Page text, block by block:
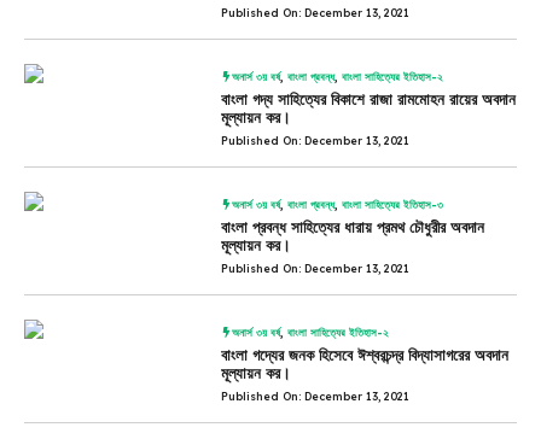
Published On: December 13, 2021
অনার্স ৩য় বর্ষ,বাংলা প্রবন্ধ,বাংলা সাহিত্যের ইতিহাস-২
বাংলা গদ্য সাহিত্যের বিকাশে রাজা রামমোহন রায়ের অবদান
মূল্যায়ন কর।
Published On: December 13, 2021
অনার্স ৩য় বর্ষ,বাংলা প্রবন্ধ,বাংলা সাহিত্যের ইতিহাস-৩
বাংলা প্রবন্ধ সাহিত্যের ধারায় প্রমথ চৌধুরীর অবদান
মূল্যায়ন কর।
Published On: December 13, 2021
অনার্স ৩য় বর্ষ,বাংলা সাহিত্যের ইতিহাস-২
বাংলা গদ্যের জনক হিসেবে ঈশ্বরচন্দ্র বিদ্যাসাগরের অবদান
মূল্যায়ন কর।
Published On: December 13, 2021